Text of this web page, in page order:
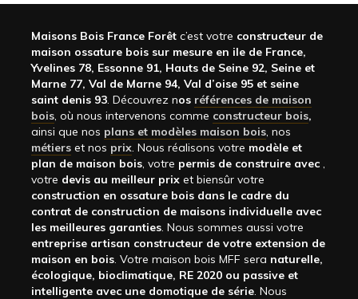
Maisons Bois France Forêt c’est votre constructeur de
maison ossature bois sur mesure en ile de France,
Yvelines 78, Essonne 91, Hauts de Seine 92, Seine et
Marne 77, Val de Marne 94, Val d’oise 95 et seine
saint denis 93. Découvrez nos références de maison
bois, où nous intervenons comme constructeur bois,
ainsi que nos plans et modèles maison bois, nos
métiers et nos prix. Nous réalisons votre modèle et
plan de maison bois, votre permis de construire avec ,
votre devis au meilleur prix et biensûr votre
construction en ossature bois dans le cadre du
contrat de construction de maisons individuelle avec
les meilleures garanties. Nous sommes aussi votre
entreprise artisan constructeur de votre extension de
maison en bois. Votre maison bois MFF sera naturelle,
écologique, bioclimatique, RE 2020 ou passive et
intelligente avec une domotique de série. Nous